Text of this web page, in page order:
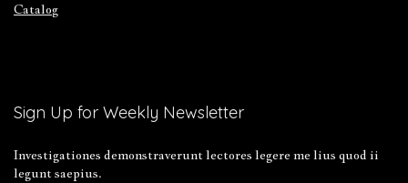
Catalog
Sign Up for Weekly Newsletter
Investigationes demonstraverunt lectores legere me lius quod ii
legunt saepius.